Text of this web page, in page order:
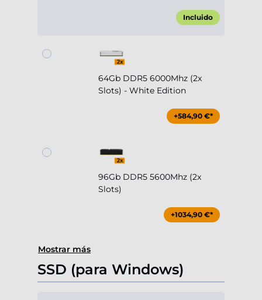
Incluido
64Gb DDR5 6000Mhz (2x
Slots) - White Edition
+584,90 €*
96Gb DDR5 5600Mhz (2x
Slots)
+1034,90 €*
Mostrar más
SSD (para Windows)